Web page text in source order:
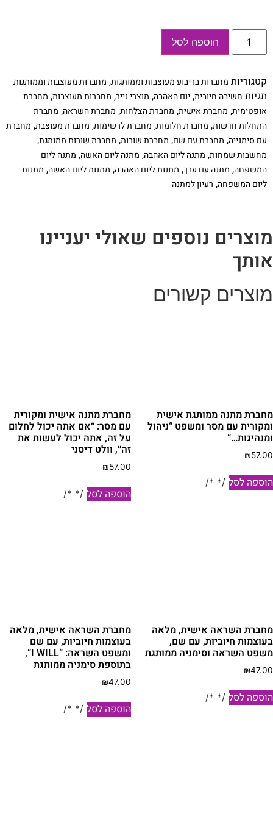
כמות
מחברת
אישית
Valentine's
Day
הוספה לסל
קטגוריותמחברות בריבוע מעוצבות וממותגות,מחברות מעוצבות וממותגות
תגיותחשיבה חיובית,יום האהבה,מוצרי נייר,מחברות מעוצבות,מחברת
אופטימית,מחברת אישית,מחברת הצלחות,מחברת השראה,מחברת
התחלות חדשות,מחברת חלומות,מחברת לרשימות,מחברת מעוצבת,מחברת
עם סימנייה,מחברת עם שם,מחברת שורות,מחברת שורות ממותגת,
מחשבות שמחות,מתנה ליום האהבה,מתנה ליום האשה,מתנה ליום
המשפחה,מתנה עם ערך,מתנות ליום האהבה,מתנות ליום האשה,מתנות
ליום המשפחה,רעיון למתנה
נוספים שאולי יעניינו
קשורים
מתנה ממותגת אישית
עם מסר ומשפט “ניהול
₪
לסל /* */
מחברת מתנה אישית ומקורית
עם מסר: ״אם אתה יכול לחלום
על זה, אתה יכול לעשות את
זה״, וולט דיסני
₪57.00
הוספה לסל /* */
השראה אישית, מלאה
חיוביות, עם שם,
השראה וסימניה ממותגת
₪
לסל /* */
מחברת השראה אישית, מלאה
בעוצמות חיוביות, עם שם
ומשפט השראה: “I WILL”,
בתוספת סימניה ממותגת
₪47.00
הוספה לסל /* */